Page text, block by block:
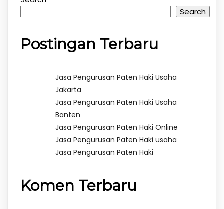
Search
Postingan Terbaru
Jasa Pengurusan Paten Haki Usaha
Jakarta
Jasa Pengurusan Paten Haki Usaha
Banten
Jasa Pengurusan Paten Haki Online
Jasa Pengurusan Paten Haki usaha
Jasa Pengurusan Paten Haki
Komen Terbaru